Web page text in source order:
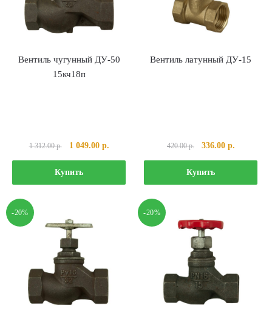
Вентиль чугунный ДУ-50
15кч18п
1 312.00р.
Первоначальная
цена
составляла
1
1 049.00 р.Текущая
цена:
049.00 р..
Купить
Вентиль латунный ДУ-15
420.00р.
Первоначальная
цена
составляла
420.00 р..
336.00 р.Текущая
цена:
Купить
-20% -20%